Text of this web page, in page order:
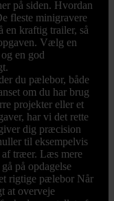
på siden. Hvordan
fleste minigravere
en kraftig trailer, så
Vælg en
en god
du pælebor, både
om du har brug
projekter eller et
har vi det rette
dig præcision
til eksempelvis
af træer. Læs mere
på opdagelse
rigtige pælebor Når
at overveje